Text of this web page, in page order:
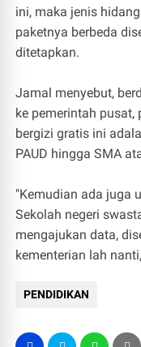
ini, maka jenis
paketnya berbeda
ditetapkan.
Jamal menyebut,
ke pemerintah
bergizi gratis ini
PAUD hingga SMA
"Kemudian ada juga
Sekolah negeri
mengajukan data,
kementerian lah
PENDIDIKAN